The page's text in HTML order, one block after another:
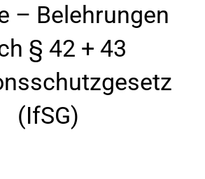
– Belehrungen
§ 42 + 43
(IfSG)